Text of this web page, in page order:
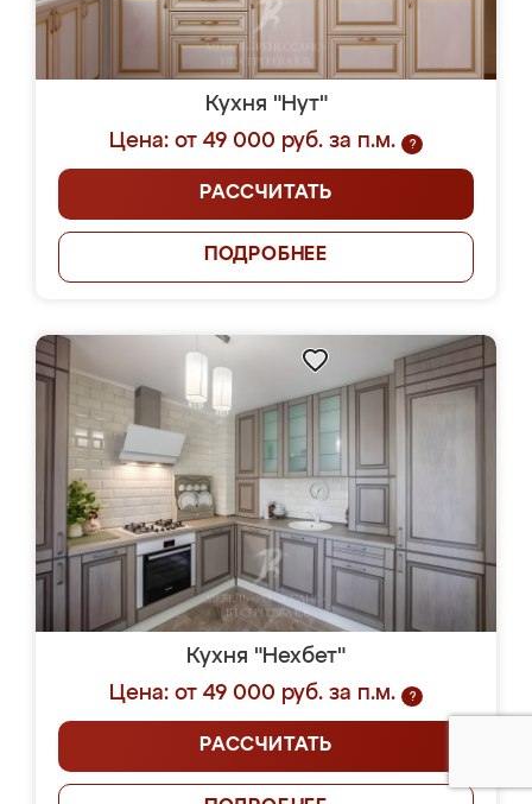
Кухня "Нут"
Цена: от 49 000 руб. за п.м.
?
РАССЧИТАТЬ
ПОДРОБНЕЕ
Кухня "Нехбет"
Цена: от 49 000 руб. за п.м.
?
РАССЧИТАТЬ